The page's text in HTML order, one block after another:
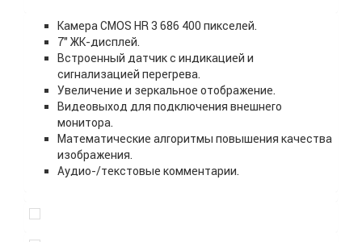
Камера CMOS HR 3 686 400 пикселей.
7″ ЖК-дисплей.
Встроенный датчик с индикацией и
сигнализацией перегрева.
Увеличение и зеркальное отображение.
Видеовыход для подключения внешнего
монитора.
Математические алгоритмы повышения качества
изображения.
Аудио-/текстовые комментарии.